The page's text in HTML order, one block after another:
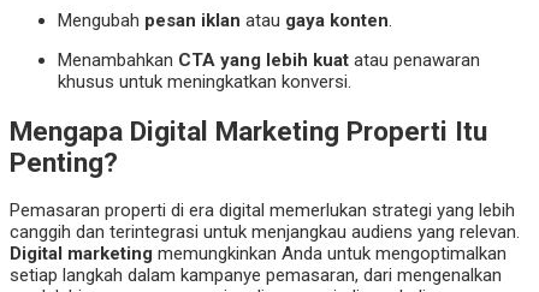
Mengubah pesan iklan atau gaya konten.
Menambahkan CTA yang lebih kuat atau penawaran
khusus untuk meningkatkan konversi.
Mengapa Digital Marketing Properti Itu
Penting?
Pemasaran properti di era digital memerlukan strategi yang lebih
canggih dan terintegrasi untuk menjangkau audiens yang relevan.
Digital marketing memungkinkan Anda untuk mengoptimalkan
setiap langkah dalam kampanye pemasaran, dari mengenalkan